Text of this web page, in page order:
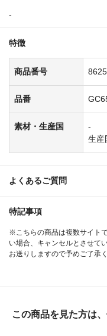
-
特徴
商品番号
品番
素材・生産国
-
生産
よくあるご質問
特記事項
※こちらの商品は複数サイト
い場合、キャンセルとさせて
お送りしますので予めご了承く
この商品を見た方は